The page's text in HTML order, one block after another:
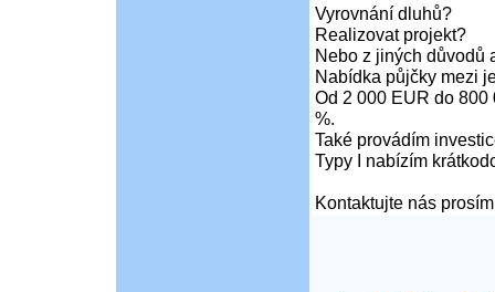
Vyrovnání dluhů?
Realizovat projekt?
Nebo z jiných důvodů
Nabídka půjčky mezi
Od 2 000 EUR do
%.
Také provádím
Typy I nabízím
Kontaktujte nás